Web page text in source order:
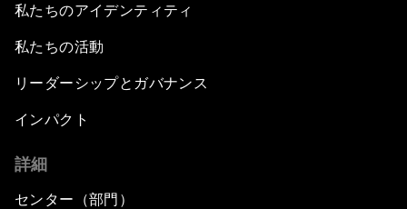
私たちのアイデンティティ
私たちの活動
リーダーシップとガバナンス
インパクト
詳細
センター（部門）